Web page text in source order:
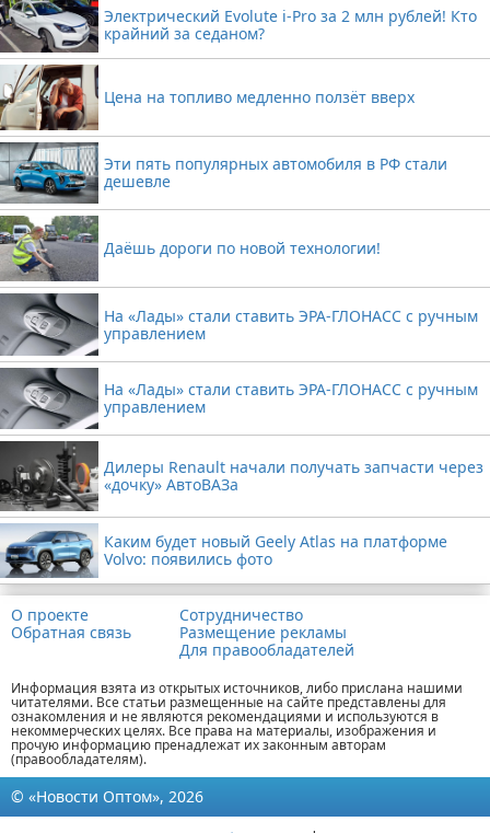
Электрический Evolute i-Pro за 2 млн рублей! Кто
крайний за седаном?
Цена на топливо медленно ползёт вверх
Эти пять популярных автомобиля в РФ стали
дешевле
Даёшь дороги по новой технологии!
На «Лады» стали ставить ЭРА-ГЛОНАСС с ручным
управлением
На «Лады» стали ставить ЭРА-ГЛОНАСС с ручным
управлением
Дилеры Renault начали получать запчасти через
«дочку» АвтоВАЗа
Каким будет новый Geely Atlas на платформе
Volvo: появились фото
О проекте
Обратная связь
Сотрудничество
Размещение рекламы
Для правообладателей
Информация взята из открытых источников, либо прислана нашими
читателями. Все статьи размещенные на сайте представлены для
ознакомления и не являются рекомендациями и используются в
некоммерческих целях. Все права на материалы, изображения и
прочую информацию пренадлежат их законным авторам
(правообладателям).
© «Новости Оптом», 2026